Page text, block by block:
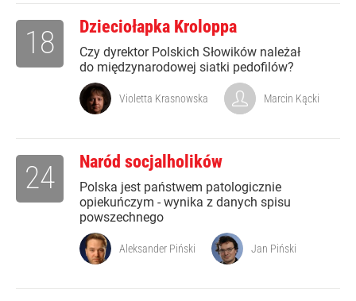
Dzieciołapka Kroloppa
Czy dyrektor Polskich Słowików należał
do międzynarodowej siatki pedofilów?
18
Violetta Krasnowska Marcin Kącki
Naród socjalholików
Polska jest państwem patologicznie
opiekuńczym - wynika z danych spisu
powszechnego
24
Aleksander Piński Jan Piński